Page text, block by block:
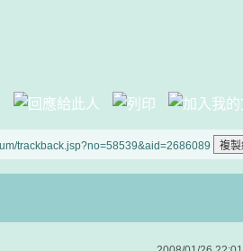
trackback.jsp?no=58539&aid=2686089